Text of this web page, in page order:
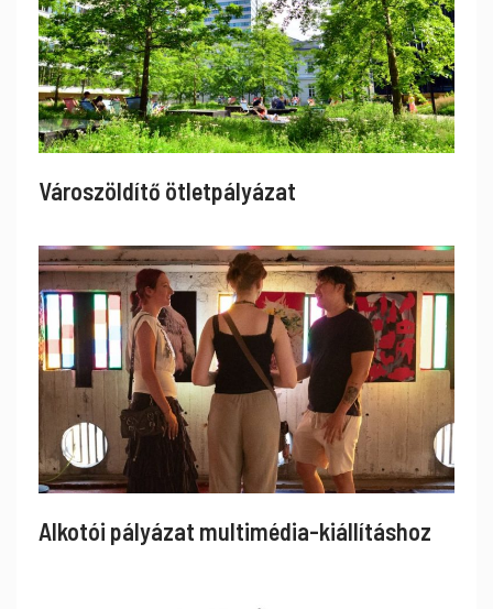
Városzöldítő ötletpályázat
Alkotói pályázat multimédia-kiállításhoz